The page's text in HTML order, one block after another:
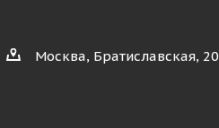
Москва, Братиславская, 20